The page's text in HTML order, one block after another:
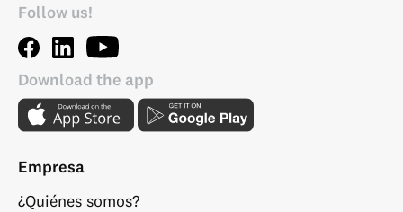
Follow us!
Download the app
Empresa
¿Quiénes somos?